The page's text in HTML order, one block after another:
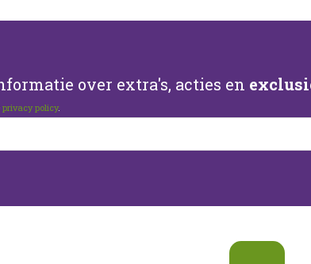
over extra's, acties en
privacy policy.